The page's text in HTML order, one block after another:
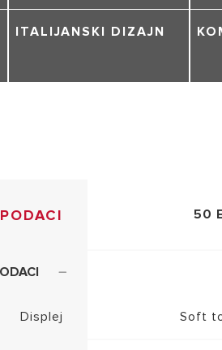
ITALIJANSKI DIZAJN
50
Displej Soft